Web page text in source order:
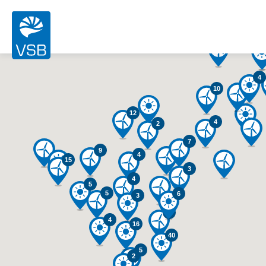
7
12
4
10
2
5
15
5
4
9
4
2
3
40
16
5
4
4
6
2
3